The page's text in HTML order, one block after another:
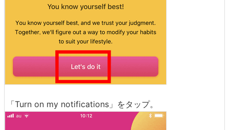
「Turn on my notifications」をタップ。